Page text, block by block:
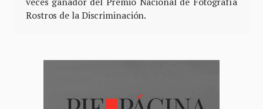
Rostros de la Discriminación.